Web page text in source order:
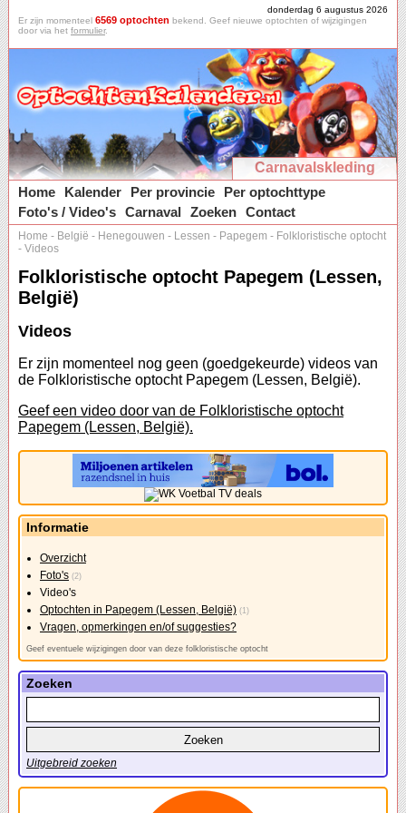
donderdag 6 augustus 2026
Er zijn momenteel 6569 optochten bekend. Geef nieuwe optochten of wijzigingen
door via het formulier.
Carnavalskleding
Home
Kalender Per provincie
Per optochttype
Foto's / Video's Carnaval Zoeken Contact
Home - België - Henegouwen - Lessen - Papegem - Folkloristische optocht
- Videos
Folkloristische optocht Papegem (Lessen,
België)
Videos
Er zijn momenteel nog geen (goedgekeurde) videos van
de Folkloristische optocht Papegem (Lessen, België).
Geef een video door van de Folkloristische optocht
Papegem (Lessen, België).
Informatie
Overzicht
Foto's (2)
Video's
Optochten in Papegem (Lessen, België) (1)
Vragen, opmerkingen en/of suggesties?
Geef eventuele wijzigingen door van deze folkloristische optocht
Zoeken
Uitgebreid zoeken